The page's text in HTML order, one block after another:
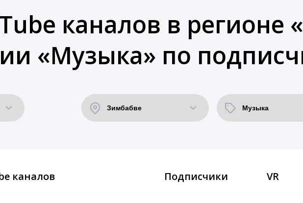
каналов в регионе
«Музыка» по
каналов Подписчики VR